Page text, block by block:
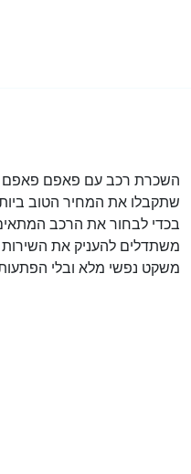
השכרת רכב עם פאפם פאפם
שתקבלו את המחיר הטוב
בכדי לבחור את הרכב
משתדלים להעניק את
משקט נפשי מלא ובלי